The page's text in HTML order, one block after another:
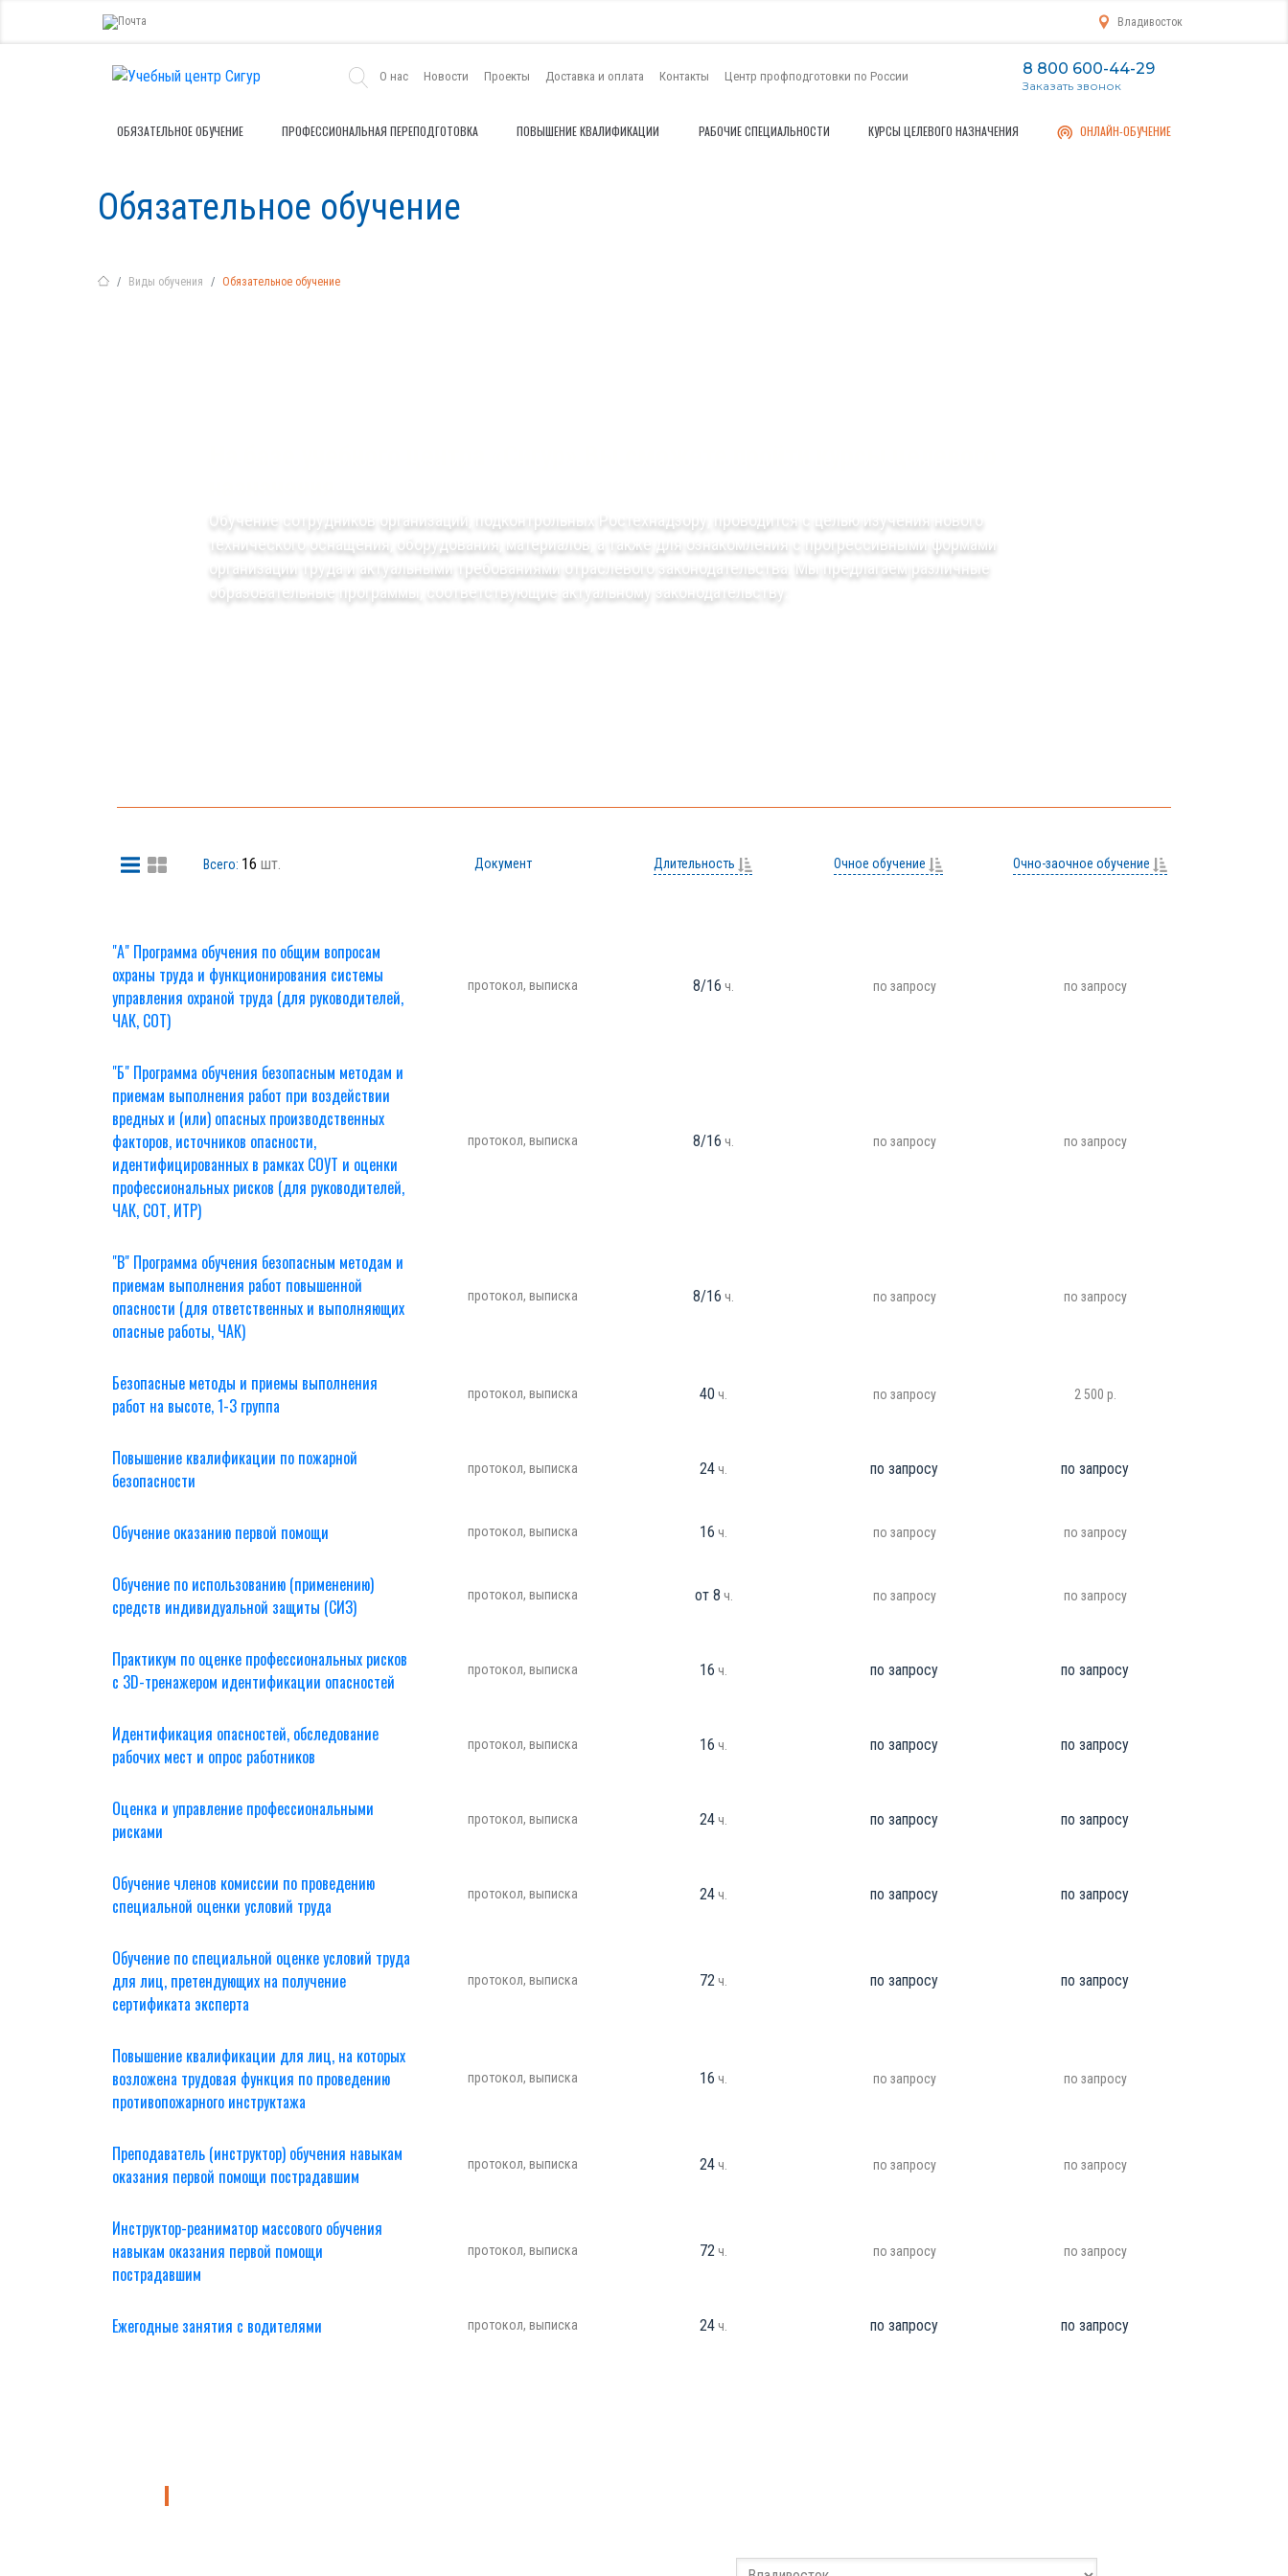
Владивосток
О нас Новости Проекты Доставка и оплата Контакты Центр профподготовки по России 8 800 600-44-29
Заказать звонок
ОБЯЗАТЕЛЬНОЕ ОБУЧЕНИЕ ПРОФЕССИОНАЛЬНАЯ ПЕРЕПОДГОТОВКА ПОВЫШЕНИЕ КВАЛИФИКАЦИИ РАБОЧИЕ СПЕЦИАЛЬНОСТИ КУРСЫ ЦЕЛЕВОГО НАЗНАЧЕНИЯ ОНЛАЙН-ОБУЧЕНИЕ
Обязательное обучение
Виды обучения Обязательное обучение
Обучение сотрудников организаций, подконтрольных Ростехнадзору, проводится с целью изучения нового
технического оснащения, оборудования, материалов, а также для ознакомления с прогрессивными формами
организации труда и актуальными требованиями отраслевого законодательства. Мы предлагаем различные
образовательные программы, соответствующие актуальному законодательству:
Всего: 16 шт. Документ Длительность Очное обучение Очно-заочное обучение
"А" Программа обучения по общим вопросам
охраны труда и функционирования системы
управления охраной труда (для руководителей,
ЧАК, СОТ)
протокол, выписка 8/16 ч. по запросу по запросу
"Б" Программа обучения безопасным методам и
приемам выполнения работ при воздействии
вредных и (или) опасных производственных
факторов, источников опасности,
идентифицированных в рамках СОУТ и оценки
профессиональных рисков (для руководителей,
ЧАК, СОТ, ИТР)
протокол, выписка 8/16 ч. по запросу по запросу
"В" Программа обучения безопасным методам и
приемам выполнения работ повышенной
опасности (для ответственных и выполняющих
опасные работы, ЧАК)
протокол, выписка 8/16 ч. по запросу по запросу
Безопасные методы и приемы выполнения
работ на высоте, 1-3 группа
протокол, выписка 40 ч. по запросу 2 500 р.
Повышение квалификации по пожарной
безопасности
протокол, выписка 24ч. по запросу по запросу
Обучение оказанию первой помощи протокол, выписка 16 ч. по запросу по запросу
Обучение по использованию (применению)
средств индивидуальной защиты (СИЗ)
протокол, выписка от 8 ч. по запросу по запросу
Практикум по оценке профессиональных рисков
с 3D-тренажером идентификации опасностей
протокол, выписка 16 ч. по запросу по запросу
Идентификация опасностей, обследование
рабочих мест и опрос работников
протокол, выписка 16 ч. по запросу по запросу
Оценка и управление профессиональными
рисками
протокол, выписка 24ч. по запросу по запросу
Обучение членов комиссии по проведению
специальной оценки условий труда
протокол, выписка 24ч. по запросу по запросу
Обучение по специальной оценке условий труда
для лиц, претендующих на получение
сертификата эксперта
протокол, выписка 72 ч. по запросу по запросу
Повышение квалификации для лиц, на которых
возложена трудовая функция по проведению
противопожарного инструктажа
протокол, выписка 16 ч. по запросу по запросу
Преподаватель (инструктор) обучения навыкам
оказания первой помощи пострадавшим
протокол, выписка 24ч. по запросу по запросу
Инструктор-реаниматор массового обучения
навыкам оказания первой помощи
пострадавшим
протокол, выписка 72 ч. по запросу по запросу
Ежегодные занятия с водителями протокол, выписка 24ч. по запросу по запросу